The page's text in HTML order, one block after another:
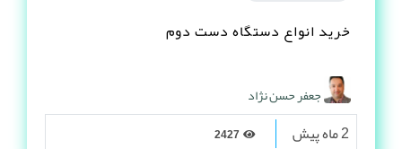
خرید انواع دستگاه دست دوم
جعفر حسن نژاد
2 ماه پیش